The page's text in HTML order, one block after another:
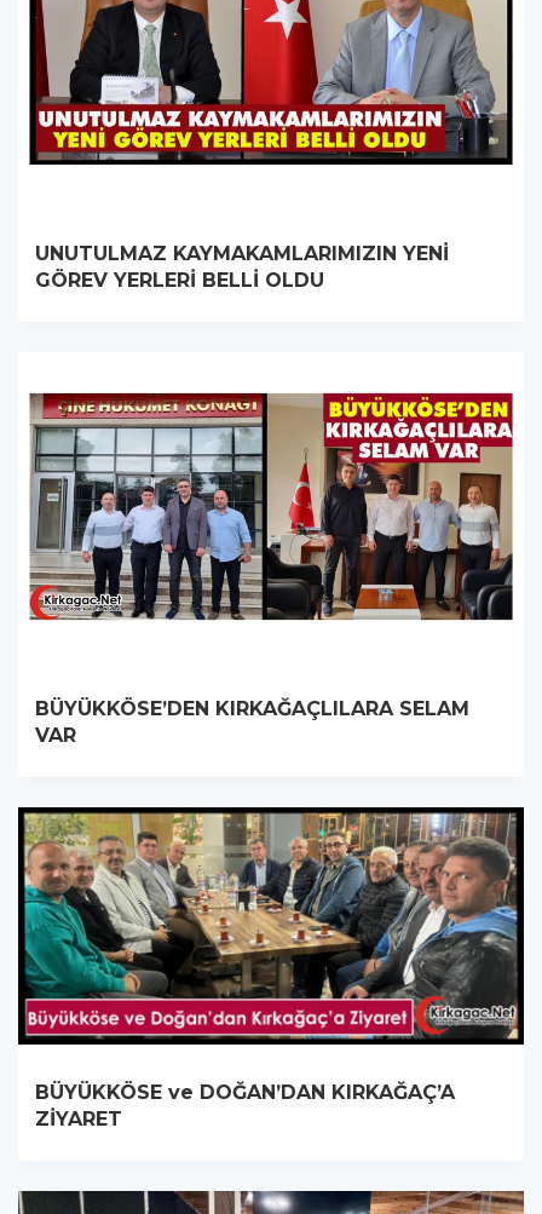
UNUTULMAZ KAYMAKAMLARIMIZIN YENİ
GÖREV YERLERİ BELLİ OLDU
BÜYÜKKÖSE’DEN KIRKAĞAÇLILARA SELAM
VAR
BÜYÜKKÖSE ve DOĞAN’DAN KIRKAĞAÇ’A
ZİYARET